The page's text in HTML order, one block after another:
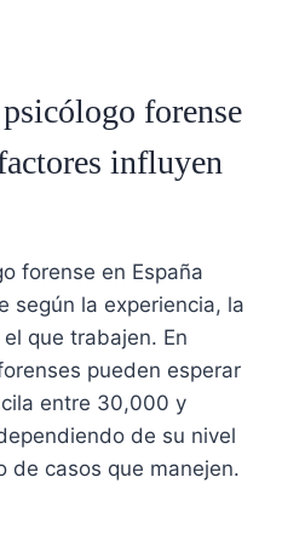
forense
influyen
forense en España
según la experiencia, la
que trabajen. En
pueden esperar
entre 30,000 y
de su nivel
de casos que manejen.